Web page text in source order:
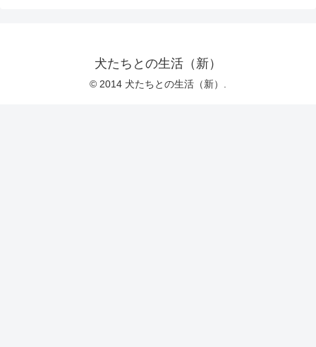
犬たちとの生活（新）
© 2014 犬たちとの生活（新）.